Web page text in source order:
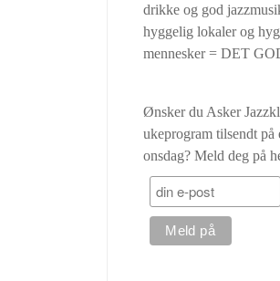
drikke og god
hyggelig lokaler og
mennesker = DET
Ønsker du Asker
ukeprogram tilsendt på
onsdag? Meld deg på